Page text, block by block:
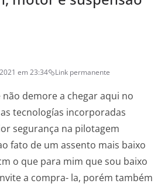
em 23:34 Link permanente
não demore a chegar aqui no
tecnologías incorporadas
segurança na pilotagem
fato de um assento mais baixo
o que para mim que sou baixo
a compra- la, porém também